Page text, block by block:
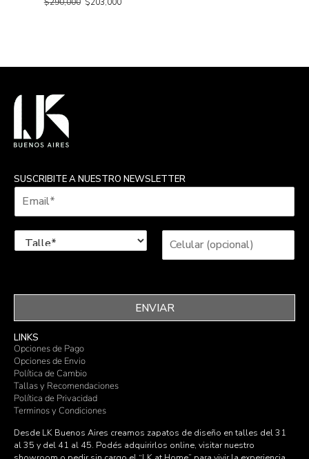
SUSCRIBITE A NUESTRO NEWSLETTER
ENVIAR
LINKS
Opciones de Pago
Opciones de Envio
Política de Cambio
Tallas y Recomendaciones
Política de Privacidad
Terminos y Condiciones
Desde LK Buenos Aires creamos zapatos de diseño en talles del 31
al 35 y del 41 al 45. Podés adquirirlos online, visitar nuestro